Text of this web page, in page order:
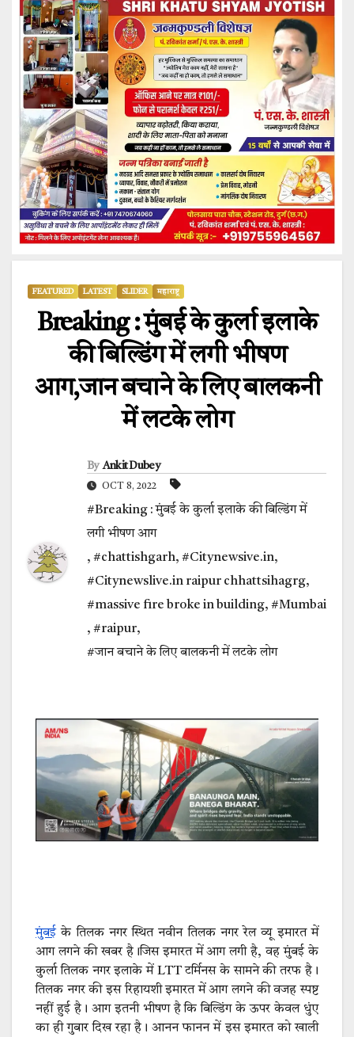
FEATURED LATEST SLIDER महाराष्ट्र
Breaking : मुंबई के कुर्ला इलाके
की बिल्डिंग में लगी भीषण
आग,जान बचाने के लिए बालकनी
में लटके लोग
By Ankit Dubey
OCT 8, 2022
#Breaking : मुंबई के कुर्ला इलाके की बिल्डिंग में
लगी भीषण आग
, #chattishgarh, #Citynewsive.in,
#Citynewslive.in raipur chhattsihagrg,
#massive fire broke in building, #Mumbai
, #raipur,
#जान बचाने के लिए बालकनी में लटके लोग
मुंबईके तिलक नगर स्थित नवीन तिलक नगर रेल व्यू इमारत में
आग लगने की खबर है।जिस इमारत में आग लगी है, वह मुंबई के
कुर्ला तिलक नगर इलाके में LTT टर्मिनस के सामने की तरफ है।
तिलक नगर की इस रिहायशी इमारत में आग लगने की वजह स्पष्ट
नहीं हुई है। आग इतनी भीषण है कि बिल्डिंग के ऊपर केवल धुंए
का ही गुबार दिख रहा है। आनन फानन में इस इमारत को खाली